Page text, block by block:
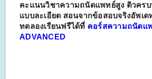
คะแนนวิชาความถนัดแพทย์สูง ติวครบ
แบบละเอียด สอนจากข้อสอบจริงอัพเ
ทดลองเรียนฟรีได้ที่ คอร์สความถนัดแ
ADVANCED